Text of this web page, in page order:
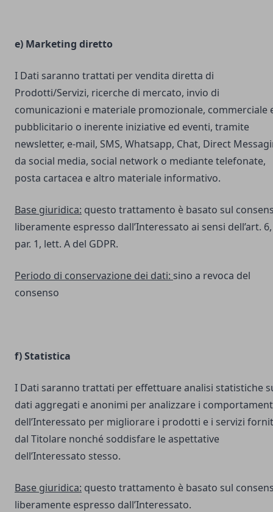
e) Marketing diretto
I Dati saranno trattati per vendita diretta di
Prodotti/Servizi, ricerche di mercato, invio di
comunicazioni e materiale promozionale, commerciale
pubblicitario o inerente iniziative ed eventi, tramite
newsletter, e-mail, SMS, Whatsapp, Chat, Direct
da social media, social network o mediante telefonate,
posta cartacea e altro materiale informativo.
Base giuridica: questo trattamento è basato sul
liberamente espresso dall’Interessato ai sensi dell’art. 6,
par. 1, lett. A del GDPR.
Periodo di conservazione dei dati: sino a revoca del
consenso
f) Statistica
I Dati saranno trattati per effettuare analisi statistiche
dati aggregati e anonimi per analizzare i
dell’Interessato per migliorare i prodotti e i servizi
dal Titolare nonché soddisfare le aspettative
dell’Interessato stesso.
Base giuridica: questo trattamento è basato sul
liberamente espresso dall’Interessato.